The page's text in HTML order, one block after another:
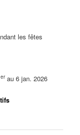
les fêtes
erau 6 jan. 2026